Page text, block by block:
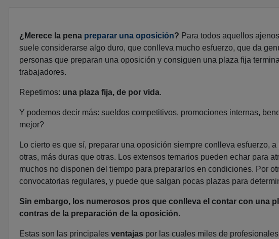
¿Merece la pena preparar una oposición? Para todos aquellos
suele considerarse algo duro, que conlleva mucho esfuerzo, que da
personas que preparan una oposición y consiguen una plaza fija
trabajadores.
Repetimos: una plaza fija, de por vida.
Y podemos decir más: sueldos competitivos, promociones internas,
mejor?
Lo cierto es que sí, preparar una oposición siempre conlleva esfuerzo,
otras, más duras que otras. Los extensos temarios pueden echar para
muchos no disponen del tiempo para prepararlos en condiciones. Por
convocatorias regulares, y puede que salgan pocas plazas para
Sin embargo, los numerosos pros que conlleva el contar con una
contras de la preparación de la oposición.
Estas son las principales ventajas por las cuales miles de